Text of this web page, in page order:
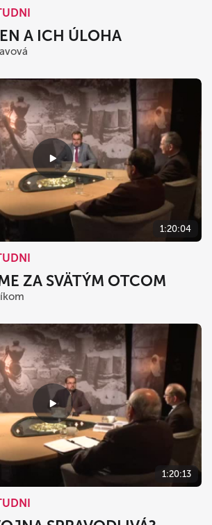
A ICH ÚLOHA
1:20:04
ZA SVÄTÝM OTCOM
1:20:13